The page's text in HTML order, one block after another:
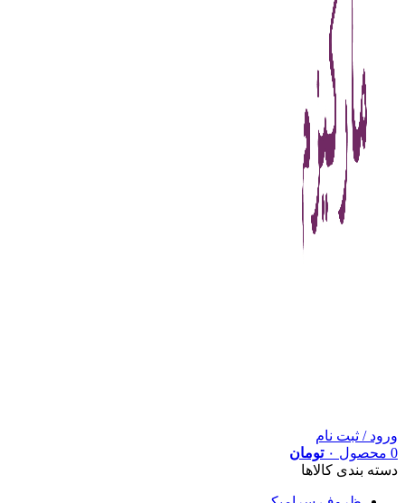
ورود / ثبت نام
0 محصول ۰ تومان
دسته بندی کالاها